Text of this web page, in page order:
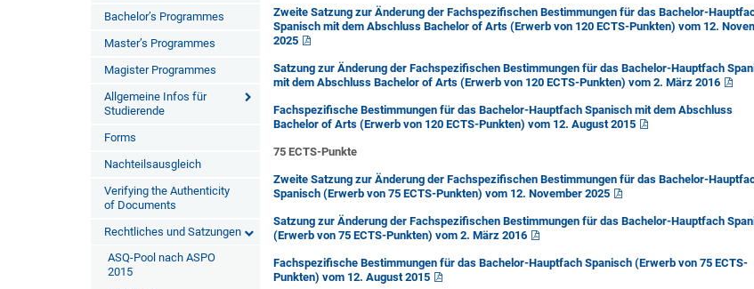
Bachelor’s Programmes
Master’s Programmes
Magister Programmes
Allgemeine Infos für
Studierende
Forms
Nachteilsausgleich
Verifying the Authenticity
of Documents
Rechtliches und Satzungen
ASQ-Pool nach ASPO
2015
Zweite Satzung zur Änderung der Fachspezifischen Bestimmungen für das Bachelor-
Spanisch mit dem Abschluss Bachelor of Arts (Erwerb von 120 ECTS-Punkten) vom 12.
2025
Satzung zur Änderung der Fachspezifischen Bestimmungen für das Bachelor-Hauptfach
mit dem Abschluss Bachelor of Arts (Erwerb von 120 ECTS-Punkten) vom 2. März 2016
Fachspezifische Bestimmungen für das Bachelor-Hauptfach Spanisch mit dem Abschluss
Bachelor of Arts (Erwerb von 120 ECTS-Punkten) vom 12. August 2015
75 ECTS-Punkte
Zweite Satzung zur Änderung der Fachspezifischen Bestimmungen für das Bachelor-
Spanisch (Erwerb von 75 ECTS-Punkten) vom 12. November 2025
Satzung zur Änderung der Fachspezifischen Bestimmungen für das Bachelor-Hauptfach
(Erwerb von 75 ECTS-Punkten) vom 2. März 2016
Fachspezifische Bestimmungen für das Bachelor-Hauptfach Spanisch (Erwerb von 75 ECTS-
Punkten) vom 12. August 2015